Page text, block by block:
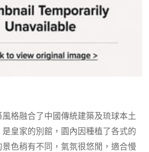
格融合了中國傳統建築及琉球本土
皇家的別館，園內因種植了各式的
色稍有不同，氣氛很悠閒，適合慢